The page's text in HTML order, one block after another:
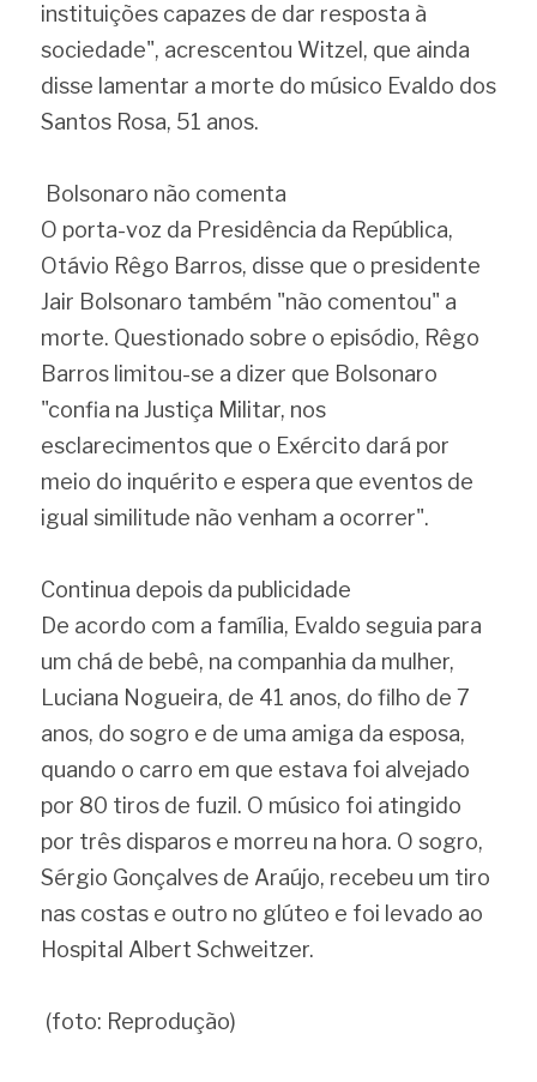
instituições capazes de dar resposta à
sociedade", acrescentou Witzel, que ainda
disse lamentar a morte do músico Evaldo dos
Santos Rosa, 51 anos.
Bolsonaro não comenta
O porta-voz da Presidência da República,
Otávio Rêgo Barros, disse que o presidente
Jair Bolsonaro também "não comentou" a
morte. Questionado sobre o episódio, Rêgo
Barros limitou-se a dizer que Bolsonaro
"confia na Justiça Militar, nos
esclarecimentos que o Exército dará por
meio do inquérito e espera que eventos de
igual similitude não venham a ocorrer".
Continua depois da publicidade
De acordo com a família, Evaldo seguia para
um chá de bebê, na companhia da mulher,
Luciana Nogueira, de 41 anos, do filho de 7
anos, do sogro e de uma amiga da esposa,
quando o carro em que estava foi alvejado
por 80 tiros de fuzil. O músico foi atingido
por três disparos e morreu na hora. O sogro,
Sérgio Gonçalves de Araújo, recebeu um tiro
nas costas e outro no glúteo e foi levado ao
Hospital Albert Schweitzer.
(foto: Reprodução)